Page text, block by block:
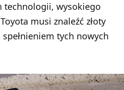
technologii, wysokiego
musi znaleźć złoty
tych nowych